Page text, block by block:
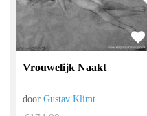
Vrouwelijk Naakt
doorGustav Klimt